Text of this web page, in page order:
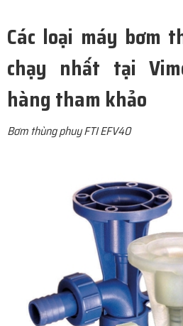
Các loại máy bơm
chạy nhất tại
hàng tham khảo
Bơm thùng phuy FTI EFV40